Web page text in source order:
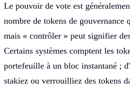
Le pouvoir de vote est
nombre de tokens de gouvernance
mais « contrôler » peut signifier
Certains systèmes comptent les
portefeuille à un bloc instantané ;
stakiez ou verrouilliez des tokens